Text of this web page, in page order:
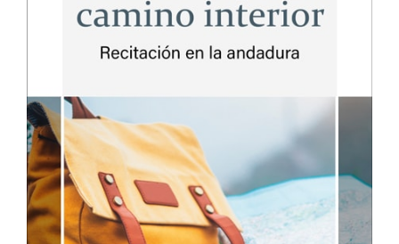
Ver Más
Me
encanta